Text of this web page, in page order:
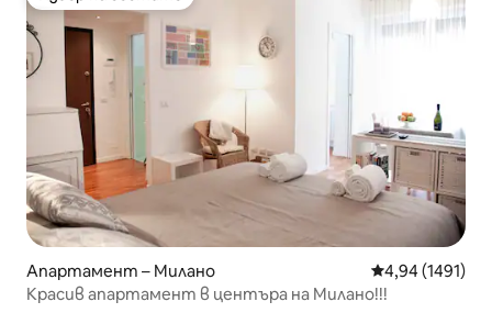
Избор на гостите
Апартамент – Милано Средна
4,94 (1491)
Красив апартамент в центъра на Милано!!!